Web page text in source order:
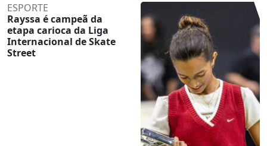
ESPORTE
Rayssa é campeã da
etapa carioca da Liga
Internacional de Skate
Street